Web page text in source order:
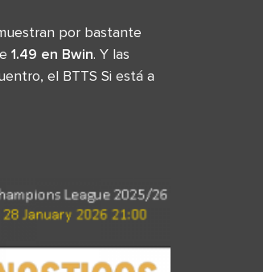
por bastante
1.49 en Bwin. Y las
el BTTS Si está a